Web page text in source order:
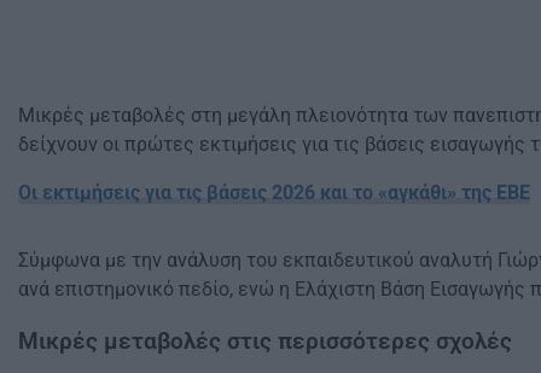
Μικρές μεταβολές στη μεγάλη πλειονότητα των
δείχνουν οι πρώτες εκτιμήσεις για τις βάσεις
Οι εκτιμήσεις για τις βάσεις 2026 και το «αγκάθι» της ΕΒΕ
Σύμφωνα με την ανάλυση του εκπαιδευτικού αναλυτή
ανά επιστημονικό πεδίο, ενώ η Ελάχιστη Βάση Εισαγωγής
Μικρές μεταβολές στις περισσότερες σχολές